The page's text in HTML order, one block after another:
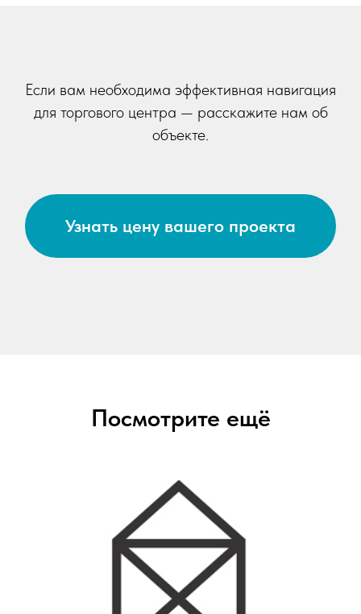
Если вам необходима эффективная навигация
для торгового центра — расскажите нам об
объекте.
Узнать цену вашего проекта
Посмотрите ещё